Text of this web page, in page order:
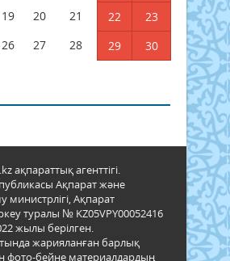
19 20 21 22
23
26 27 28 29
30
ақпараттық агенттігі.
Ақпарат және
министрлігі, Ақпарат
туралы № KZ05VPY00052416
жылы берілген.
жарияланған барлық
фото-бейне материалдардың